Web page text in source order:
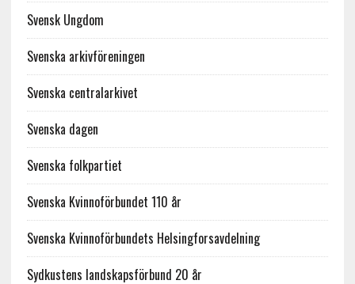
Svensk Ungdom
Svenska arkivföreningen
Svenska centralarkivet
Svenska dagen
Svenska folkpartiet
Svenska Kvinnoförbundet 110 år
Svenska Kvinnoförbundets Helsingforsavdelning
Sydkustens landskapsförbund 20 år